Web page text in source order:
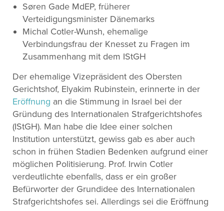
Søren Gade MdEP, früherer
Verteidigungsminister Dänemarks
Michal Cotler-Wunsh, ehemalige
Verbindungsfrau der Knesset zu Fragen im
Zusammenhang mit dem IStGH
Der ehemalige Vizepräsident des Obersten
Gerichtshof, Elyakim Rubinstein, erinnerte in der
Eröffnung an die Stimmung in Israel bei der
Gründung des Internationalen Strafgerichtshofes
(IStGH). Man habe die Idee einer solchen
Institution unterstützt, gewiss gab es aber auch
schon in frühen Stadien Bedenken aufgrund einer
möglichen Politisierung. Prof. Irwin Cotler
verdeutlichte ebenfalls, dass er ein großer
Befürworter der Grundidee des Internationalen
Strafgerichtshofes sei. Allerdings sei die Eröffnung